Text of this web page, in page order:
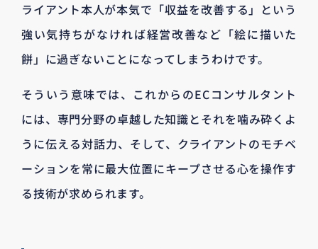
ライアント本人が本気で「収益を改善する」という
強い気持ちがなければ経営改善など「絵に描いた
餅」に過ぎないことになってしまうわけです。
そういう意味では、これからのECコンサルタント
には、専門分野の卓越した知識とそれを噛み砕くよ
うに伝える対話力、そして、クライアントのモチベ
ーションを常に最大位置にキープさせる心を操作す
る技術が求められます。